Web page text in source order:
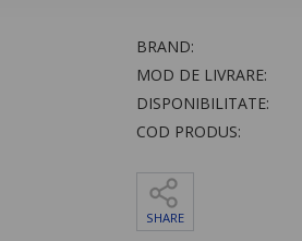
BRAND:
MOD DE LIVRARE:
DISPONIBILITATE:
COD PRODUS:
SHARE